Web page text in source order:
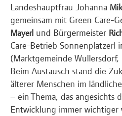
Landeshauptfrau Johanna
gemeinsam mit Green Care-
Mayerl und Bürgermeister
Care-Betrieb Sonnenplatzerl
(Marktgemeinde
Beim Austausch stand die
älterer Menschen im
– ein Thema, das angesichts
Entwicklung immer wichtiger